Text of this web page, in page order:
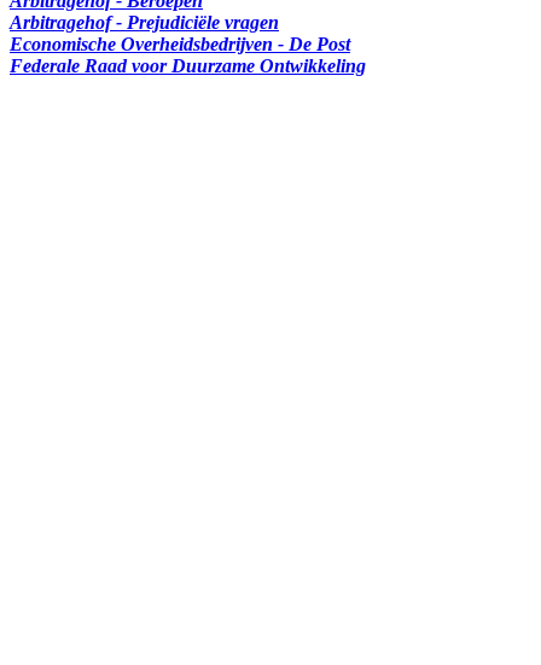
Arbitragehof - Prejudiciële vragen
Economische Overheidsbedrijven - De Post
Federale Raad voor Duurzame Ontwikkeling